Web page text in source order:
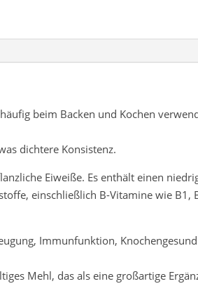
beim Backen und Kochen
dichtere Konsistenz.
Eiweiße. Es enthält einen
einschließlich B-Vitamine wie B1,
Immunfunktion,
Mehl, das als eine großartige